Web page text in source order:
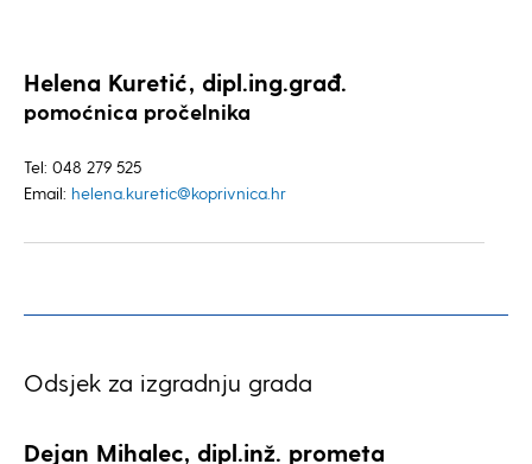
Helena Kuretić, dipl.ing.građ.
pomoćnica pročelnika
Tel: 048 279 525
Email: helena.kuretic@koprivnica.hr
Odsjek za izgradnju grada
Dejan Mihalec, dipl.inž. prometa